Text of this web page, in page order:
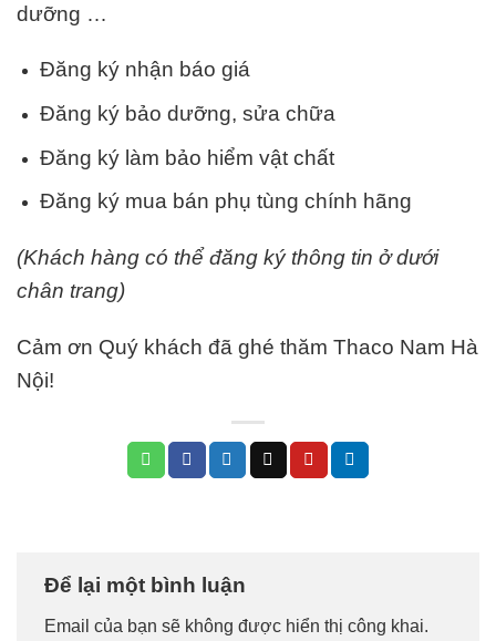
dưỡng …
Đăng ký nhận báo giá
Đăng ký bảo dưỡng, sửa chữa
Đăng ký làm bảo hiểm vật chất
Đăng ký mua bán phụ tùng chính hãng
(Khách hàng có thể đăng ký thông tin ở dưới
chân trang)
Cảm ơn Quý khách đã ghé thăm Thaco Nam Hà
Nội!
Để lại một bình luận
Email của bạn sẽ không được hiển thị công khai.